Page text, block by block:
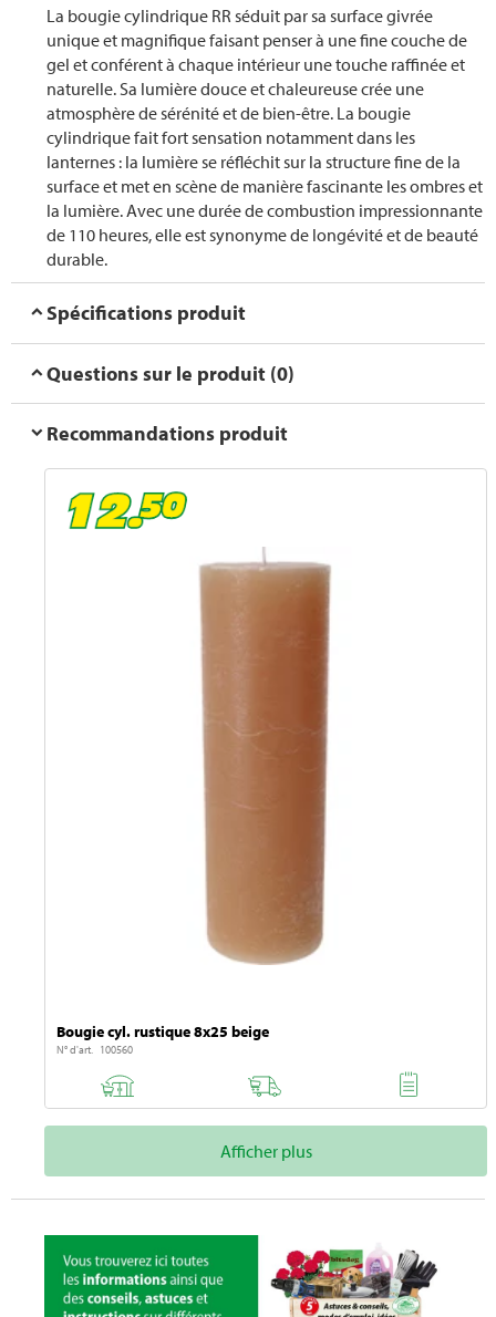
La bougie cylindrique RR séduit par sa surface givrée
unique et magnifique faisant penser à une fine couche de
gel et conférent à chaque intérieur une touche raffinée et
naturelle. Sa lumière douce et chaleureuse crée une
atmosphère de sérénité et de bien-être. La bougie
cylindrique fait fort sensation notamment dans les
lanternes : la lumière se réfléchit sur la structure fine de la
surface et met en scène de manière fascinante les ombres et
la lumière. Avec une durée de combustion impressionnante
de 110 heures, elle est synonyme de longévité et de beauté
durable.
Spécifications produit
Questions sur le produit (0)
Recommandations produit
Bougie cyl. rustique 8x25 beige
N° d'art. 100560
Afficher plus